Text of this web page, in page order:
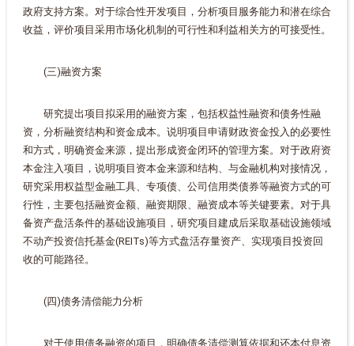
政府支持方案。对于综合性开发项目，分析项目服务能力和潜在综合
收益，评价项目采用市场化机制的可行性和利益相关方的可接受性。
(三)融资方案
研究提出项目拟采用的融资方案，包括权益性融资和债务性融
资，分析融资结构和资金成本。说明项目申请财政资金投入的必要性
和方式，明确资金来源，提出形成资金闭环的管理方案。对于政府资
本金注入项目，说明项目资本金来源和结构、与金融机构对接情况，
研究采用权益型金融工具、专项债、公司信用类债券等融资方式的可
行性，主要包括融资金额、融资期限、融资成本等关键要素。对于具
备资产盘活条件的基础设施项目，研究项目建成后采取基础设施领域
不动产投资信托基金(REITs)等方式盘活存量资产、实现项目投资回
收的可能路径。
(四)债务清偿能力分析
对于使用债务融资的项目，明确债务清偿测算依据和还本付息资